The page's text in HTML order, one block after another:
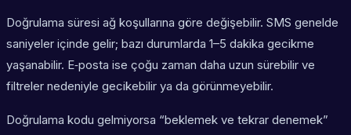
Doğrulama süresi ağ koşullarına göre değişebilir. SMS genelde
saniyeler içinde gelir; bazı durumlarda 1–5 dakika gecikme
yaşanabilir. E‑posta ise çoğu zaman daha uzun sürebilir ve
filtreler nedeniyle gecikebilir ya da görünmeyebilir.
Doğrulama kodu gelmiyorsa “beklemek ve tekrar denemek”